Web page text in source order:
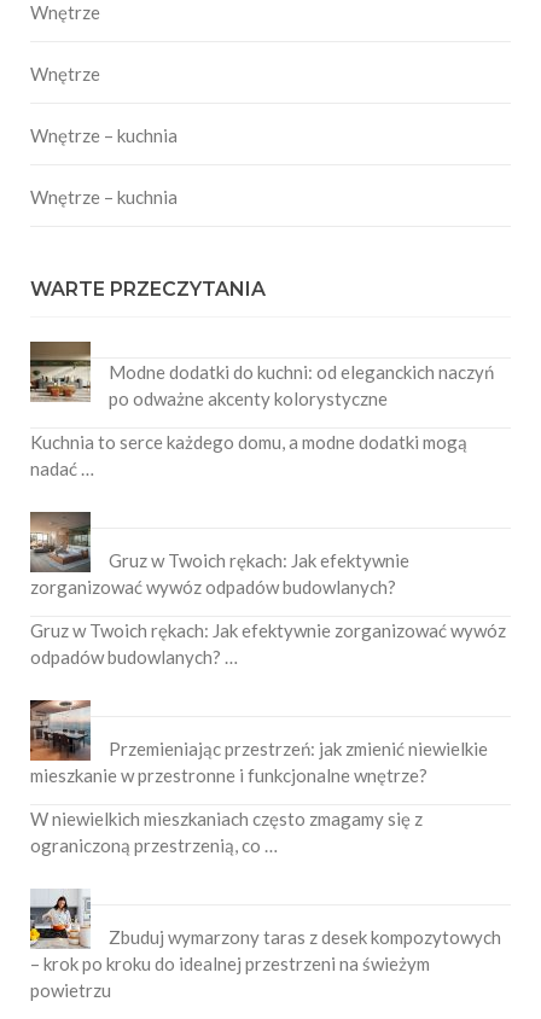
Wnętrze
Wnętrze
Wnętrze – kuchnia
Wnętrze – kuchnia
WARTE PRZECZYTANIA
Modne dodatki do kuchni: od eleganckich naczyń
po odważne akcenty kolorystyczne
Kuchnia to serce każdego domu, a modne dodatki mogą
nadać …
Gruz w Twoich rękach: Jak efektywnie
zorganizować wywóz odpadów budowlanych?
Gruz w Twoich rękach: Jak efektywnie zorganizować wywóz
odpadów budowlanych? …
Przemieniając przestrzeń: jak zmienić niewielkie
mieszkanie w przestronne i funkcjonalne wnętrze?
W niewielkich mieszkaniach często zmagamy się z
ograniczoną przestrzenią, co …
Zbuduj wymarzony taras z desek kompozytowych
– krok po kroku do idealnej przestrzeni na świeżym
powietrzu